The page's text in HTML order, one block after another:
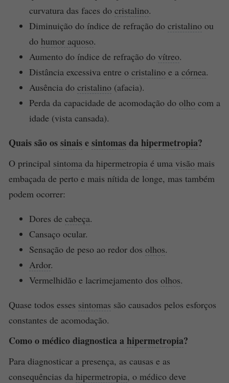
curvatura das faces do cristalino.
Diminuição do índice de refração do cristalino ou
do humor aquoso.
Aumento do índice de refração do vítreo.
Distância excessiva entre o cristalino e a córnea.
Ausência do cristalino (afacia).
Perda da capacidade de acomodação do olho com a
idade (vista cansada).
Quais são ossinaisesintomasda hipermetropia?
O principal sintoma da hipermetropia é uma visão mais
embaçada de perto e mais nítida de longe, mas também
podem ocorrer:
Dores de cabeça.
Cansaço ocular.
Sensação de peso ao redor dos olhos.
Ardor.
Vermelhidão e lacrimejamento dos olhos.
Quase todos esses sintomas são causados pelos esforços
constantes de acomodação.
Como o médico diagnostica a hipermetropia?
Para diagnosticar a presença, as causas e as
consequências da hipermetropia, o médico deve